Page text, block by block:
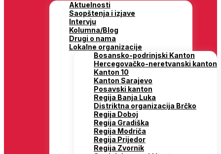
Aktuelnosti
Saopštenja i izjave
Intervju
Kolumna/Blog
Drugi o nama
Lokalne organizacije
Bosansko-podrinjski Kanton
Hercegovačko-neretvanski kanton
Kanton 10
Kanton Sarajevo
Posavski kanton
Regija Banja Luka
Distriktna organizacija Brčko
Regija Doboj
Regija Gradiška
Regija Modriča
Regija Prijedor
Regija Zvornik